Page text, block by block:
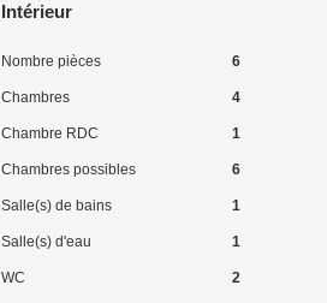
Intérieur
Nombre pièces 6
Chambres 4
Chambre RDC 1
Chambres possibles 6
Salle(s) de bains 1
Salle(s) d'eau 1
WC 2